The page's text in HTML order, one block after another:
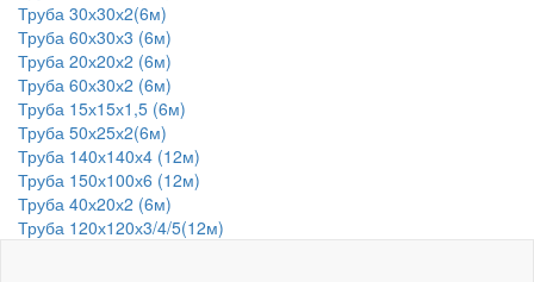
Труба 30х30х2(6м)
Труба 60х30х3 (6м)
Труба 20х20х2 (6м)
Труба 60х30х2 (6м)
Труба 15х15х1,5 (6м)
Труба 50х25х2(6м)
Труба 140х140х4 (12м)
Труба 150х100х6 (12м)
Труба 40х20х2 (6м)
Труба 120х120х3/4/5(12м)